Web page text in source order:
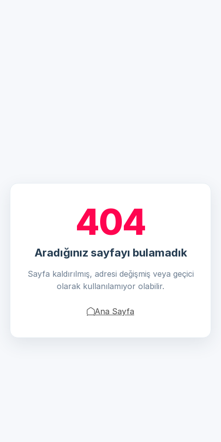
404
Aradığınız sayfayı bulamadık
Sayfa kaldırılmış, adresi değişmiş veya geçici
olarak kullanılamıyor olabilir.
Ana Sayfa